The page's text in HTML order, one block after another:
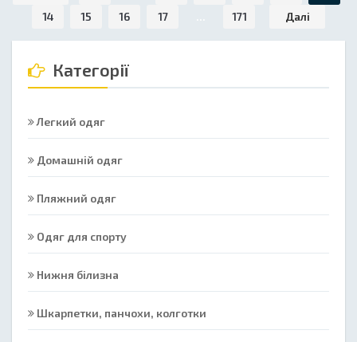
14
15 16 17 171 Далі
Категорії
Легкий одяг
Домашній одяг
Пляжний одяг
Одяг для спорту
Нижня білизна
Шкарпетки, панчохи, колготки